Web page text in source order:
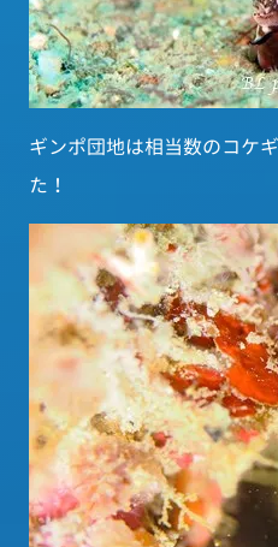
ギンポ団地は相当数のコケ
た！